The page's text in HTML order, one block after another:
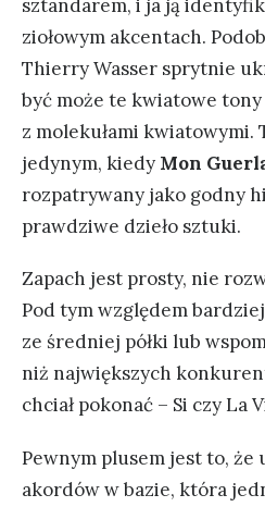
sztandarem, i ja ją
ziołowym akcentach.
Thierry Wasser sprytnie
być może te kwiatowe
z molekułami kwiatowymi.
jedynym, kiedy Mon
rozpatrywany jako godny
prawdziwe dzieło sztuki.
Zapach jest prosty, nie
Pod tym względem
ze średniej półki lub
niż największych
chciał pokonać – Si czy La
Pewnym plusem jest to,
akordów w bazie, która